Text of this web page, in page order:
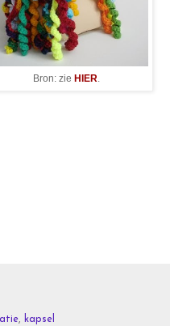
Bron: zie HIER.
, kapsel